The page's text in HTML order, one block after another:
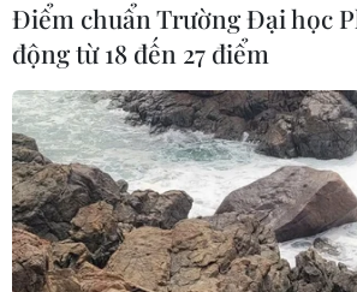
Điểm chuẩn Trường Đại học
động từ 18 đến 27 điểm